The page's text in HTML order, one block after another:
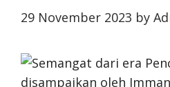
29 November 2023 by